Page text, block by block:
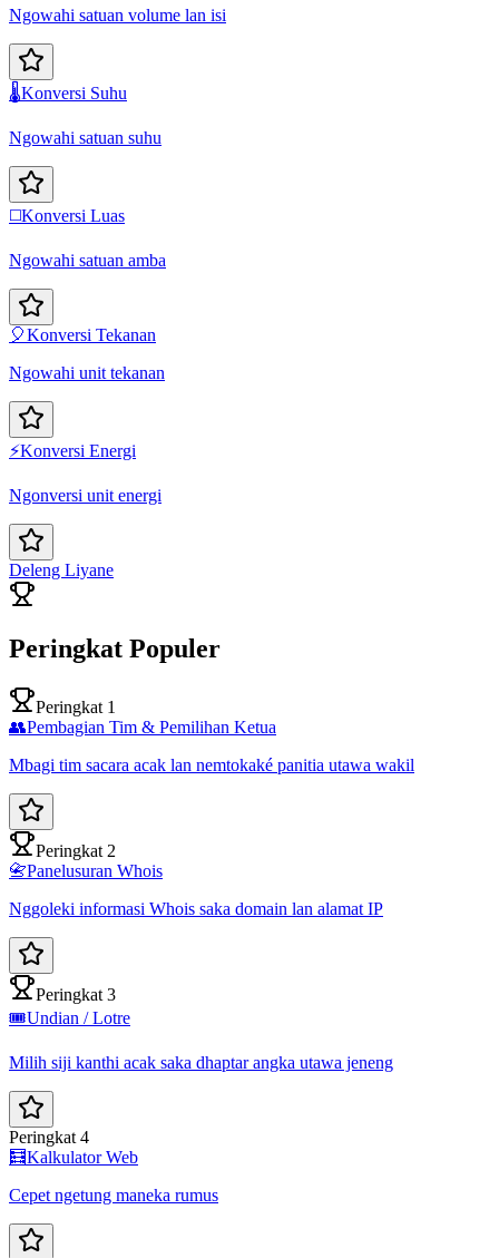
Ngowahi satuan volume lan isi
🌡️Konversi Suhu
Ngowahi satuan suhu
◻️Konversi Luas
Ngowahi satuan amba
🎈Konversi Tekanan
Ngowahi unit tekanan
⚡Konversi Energi
Ngonversi unit energi
Deleng Liyane
Peringkat Populer
Peringkat 1
👥Pembagian Tim & Pemilihan Ketua
Mbagi tim sacara acak lan nemtokaké panitia utawa wakil
Peringkat 2
📇Panelusuran Whois
Nggoleki informasi Whois saka domain lan alamat IP
Peringkat 3
🎟️Undian / Lotre
Milih siji kanthi acak saka dhaptar angka utawa jeneng
Peringkat 4
🧮Kalkulator Web
Cepet ngetung maneka rumus